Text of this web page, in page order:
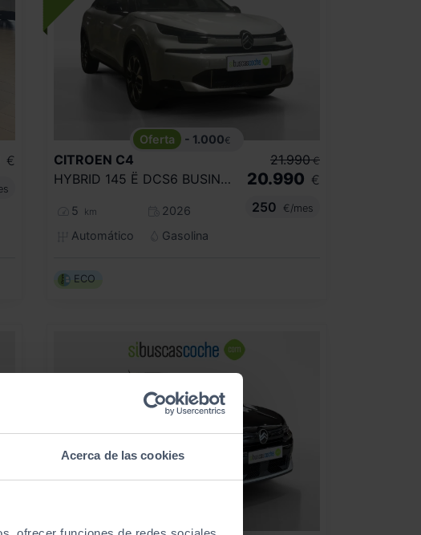
Acerca de las cookies
€
- 1.000€
CITROEN C4
HYBRID 145 Ë DCS6 BUSINESS EDITION
5 km
2026
Automático
Gasolina
21.990 €
20.990 €
250
€/mes
ECO